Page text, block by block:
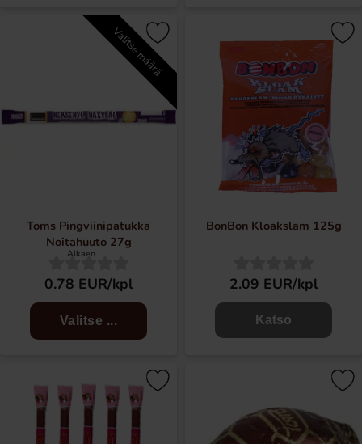
Valitse määrä
Toms Pingviinipatukka
Noitahuuto 27g
Alkaen
0.78 EUR/kpl
Valitse ...
BonBon Kloakslam 125g
2.09 EUR/kpl
Katso